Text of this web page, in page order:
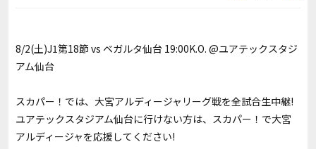
8/2(土)J1第18節 vs ベガルタ仙台 19:00K.O. @ユアテックスタジ
アム仙台
スカパー！では、大宮アルディージャリーグ戦を全試合生中継!
ユアテックスタジアム仙台に行けない方は、スカパー！で大宮
アルディージャを応援してください!